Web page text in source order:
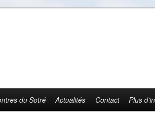
du Sotré Actualités Contact Plus